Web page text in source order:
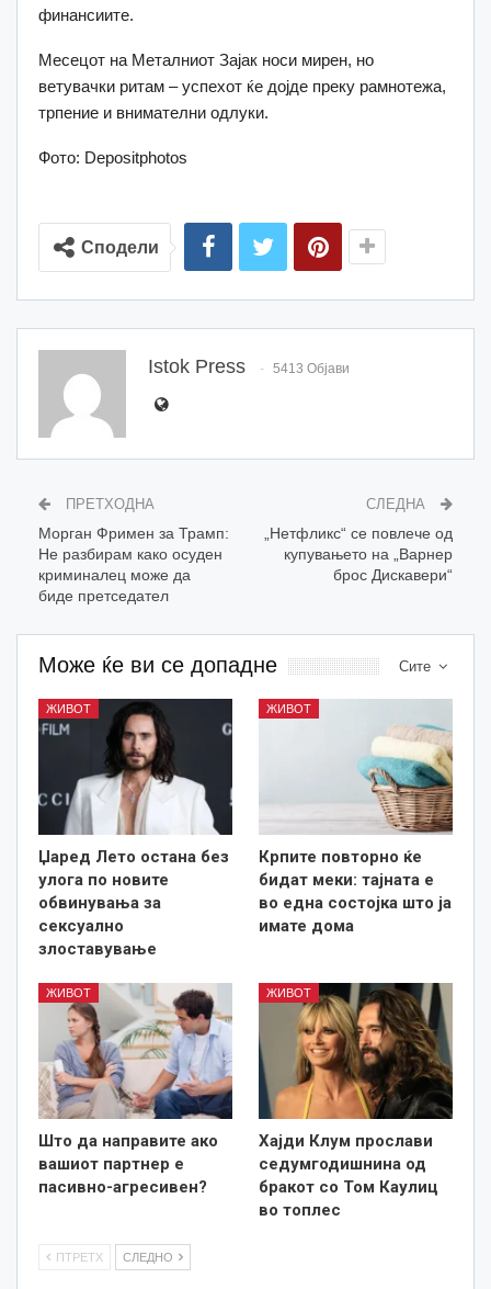
финансиите.
Месецот на Металниот Зајак носи мирен, но
ветувачки ритам – успехот ќе дојде преку рамнотежа,
трпение и внимателни одлуки.
Фото: Depositphotos
Сподели
Istok Press 5413 Објави
ПРЕТХОДНА
Морган Фримен за Трамп:
Не разбирам како осуден
криминалец може да
биде претседател
СЛЕДНА
„Нетфликс“ се повлече од
купувањето на „Варнер
брос Дискавери“
Сите
Може ќе ви се допадне
ЖИВОТ
Џаред Лето остана без
улога по новите
обвинувања за
сексуално
злоставување
ЖИВОТ
Крпите повторно ќе
бидат меки: тајната е
во една состојка што ја
имате дома
ЖИВОТ
Што да направите ако
вашиот партнер е
пасивно-агресивен?
ЖИВОТ
Хајди Клум прослави
седумгодишнина од
бракот со Том Каулиц
во топлес
ПТРЕТХ СЛЕДНО